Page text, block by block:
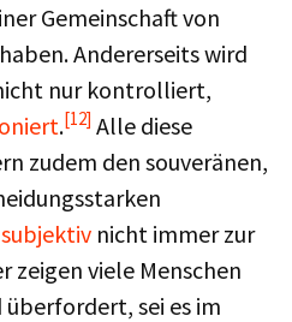
Gemeinschaft von
Andererseits wird
nur kontrolliert,
.[12] Alle diese
zudem den souveränen,
subjektiv nicht immer zur
zeigen viele Menschen
sei es im